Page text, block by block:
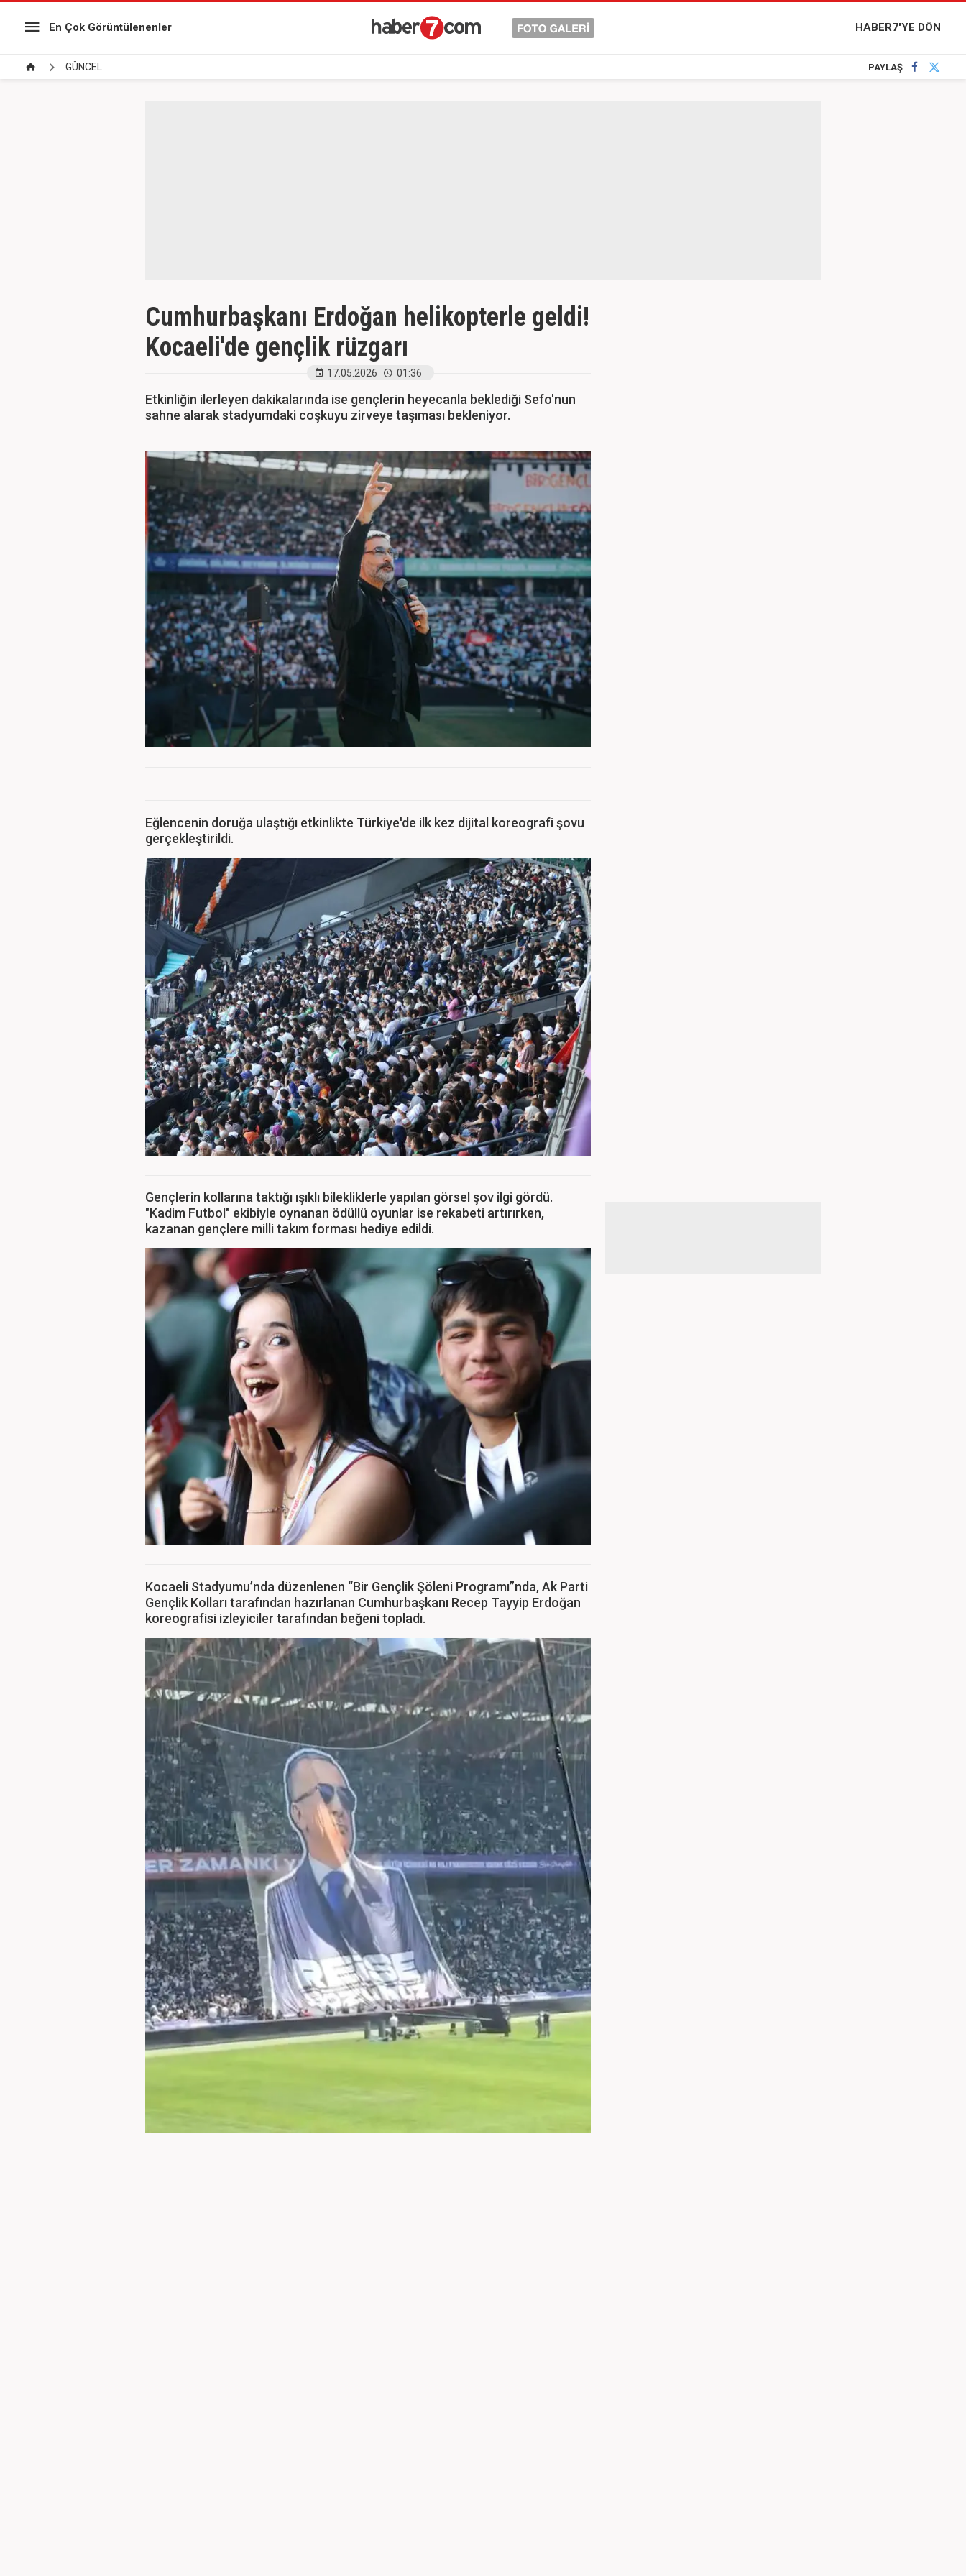
En Çok Görüntülenenler HABER7'YE DÖN
GÜNCEL PAYLAŞ
Cumhurbaşkanı Erdoğan helikopterle geldi!
Kocaeli'de gençlik rüzgarı
17.05.2026 01:36
Etkinliğin ilerleyen dakikalarında ise gençlerin heyecanla beklediği Sefo'nun
sahne alarak stadyumdaki coşkuyu zirveye taşıması bekleniyor.
Eğlencenin doruğa ulaştığı etkinlikte Türkiye'de ilk kez dijital koreografi şovu
gerçekleştirildi.
Gençlerin kollarına taktığı ışıklı bilekliklerle yapılan görsel şov ilgi gördü.
"Kadim Futbol" ekibiyle oynanan ödüllü oyunlar ise rekabeti artırırken,
kazanan gençlere milli takım forması hediye edildi.
Kocaeli Stadyumu’nda düzenlenen “Bir Gençlik Şöleni Programı”nda, Ak Parti
Gençlik Kolları tarafından hazırlanan Cumhurbaşkanı Recep Tayyip Erdoğan
koreografisi izleyiciler tarafından beğeni topladı.